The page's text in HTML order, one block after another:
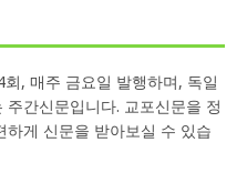
, 매주 금요일 발행하며, 독일
간신문입니다. 교포신문을 정
게 신문을 받아보실 수 있습